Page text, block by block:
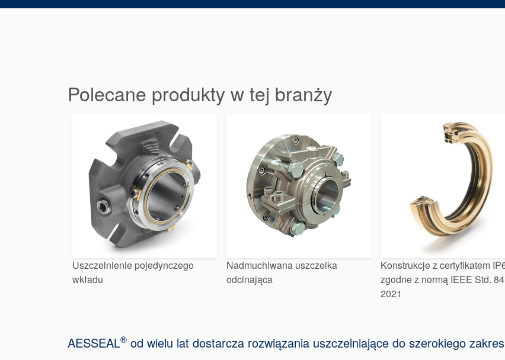
Polecane produkty w tej branży
Uszczelnienie pojedynczego
wkładu
Nadmuchiwana uszczelka
odcinająca
Konstrukcje z certyfikatem
zgodne z normą IEEE Std.
2021
AESSEAL® od wielu lat dostarcza rozwiązania uszczelniające do szerokiego